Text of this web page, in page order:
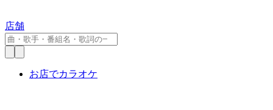
店舗
お店でカラオケ